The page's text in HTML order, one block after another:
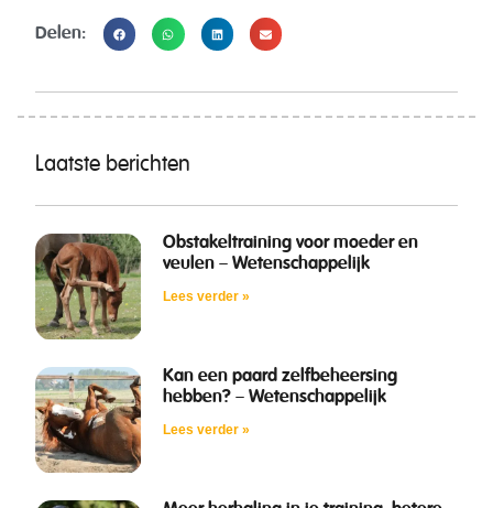
Delen:
Laatste berichten
Obstakeltraining voor moeder en
veulen – Wetenschappelijk
Lees verder »
Kan een paard zelfbeheersing
hebben? – Wetenschappelijk
Lees verder »